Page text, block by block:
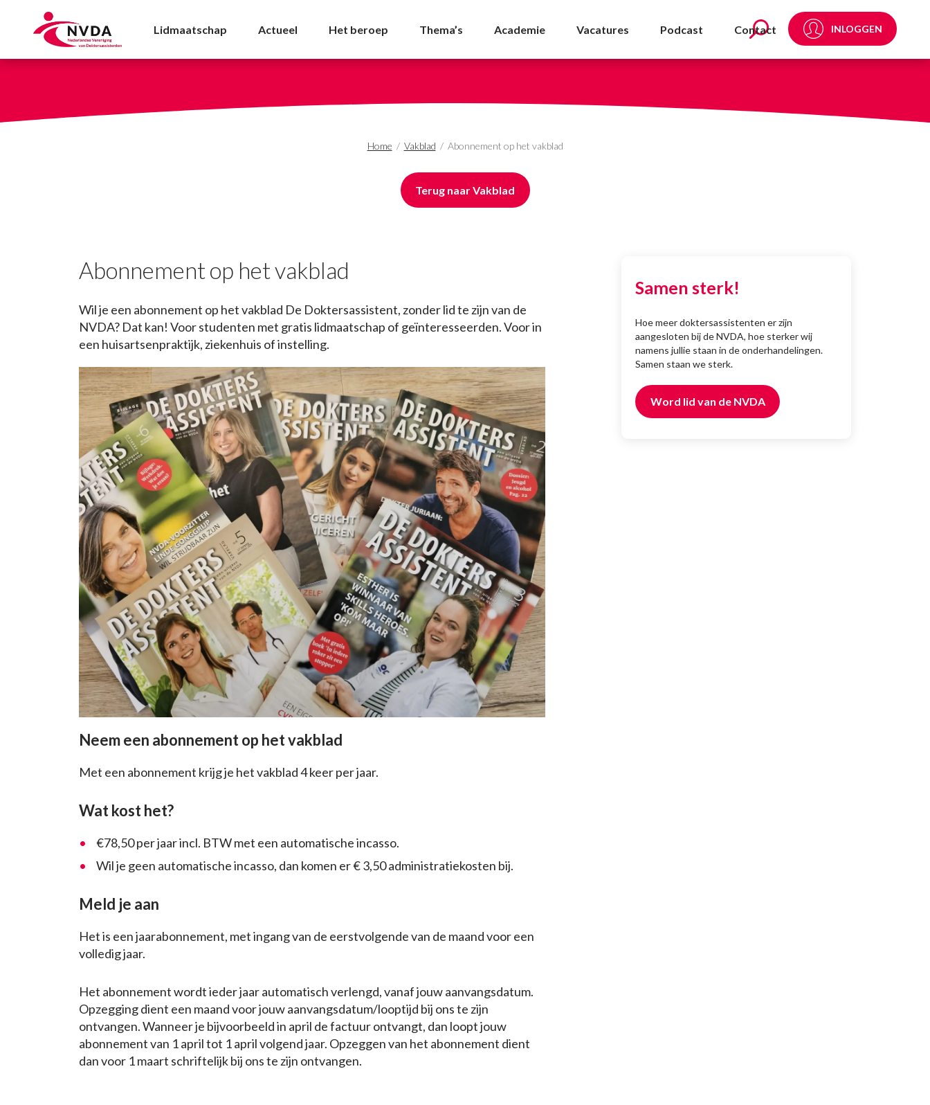
Abonnement op het vakblad - NVDA
Lidmaatschap Actueel Het beroep Thema’s Academie Vacatures Podcast Contact INLOGGEN
Home / Vakblad / Abonnement op het vakblad
Terug naar Vakblad
Abonnement op het vakblad
Wil je een abonnement op het vakblad De Doktersassistent, zonder lid te zijn van de
NVDA? Dat kan! Voor studenten met gratis lidmaatschap of geïnteresseerden. Voor in
een huisartsenpraktijk, ziekenhuis of instelling.
Neem een abonnement op het vakblad
Met een abonnement krijg je het vakblad 4 keer per jaar.
Wat kost het?
€78,50 per jaar incl. BTW met een automatische incasso.
Wil je geen automatische incasso, dan komen er € 3,50 administratiekosten bij.
Meld je aan
Het is een jaarabonnement, met ingang van de eerstvolgende van de maand voor een
volledig jaar.
Het abonnement wordt ieder jaar automatisch verlengd, vanaf jouw aanvangsdatum.
Opzegging dient een maand voor jouw aanvangsdatum/looptijd bij ons te zijn
ontvangen. Wanneer je bijvoorbeeld in april de factuur ontvangt, dan loopt jouw
abonnement van 1 april tot 1 april volgend jaar. Opzeggen van het abonnement dient
dan voor 1 maart schriftelijk bij ons te zijn ontvangen.
Samen sterk!
Hoe meer doktersassistenten er zijn
aangesloten bij de NVDA, hoe sterker wij
namens jullie staan in de onderhandelingen.
Samen staan we sterk.
Word lid van de NVDA